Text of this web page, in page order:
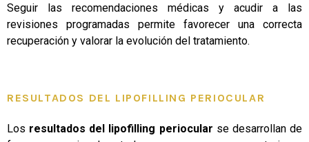
Seguir las recomendaciones médicas y acudir a las
revisiones programadas permite favorecer una correcta
recuperación y valorar la evolución del tratamiento.
RESULTADOS DEL LIPOFILLING PERIOCULAR
Los resultados del lipofilling periocular se desarrollan de